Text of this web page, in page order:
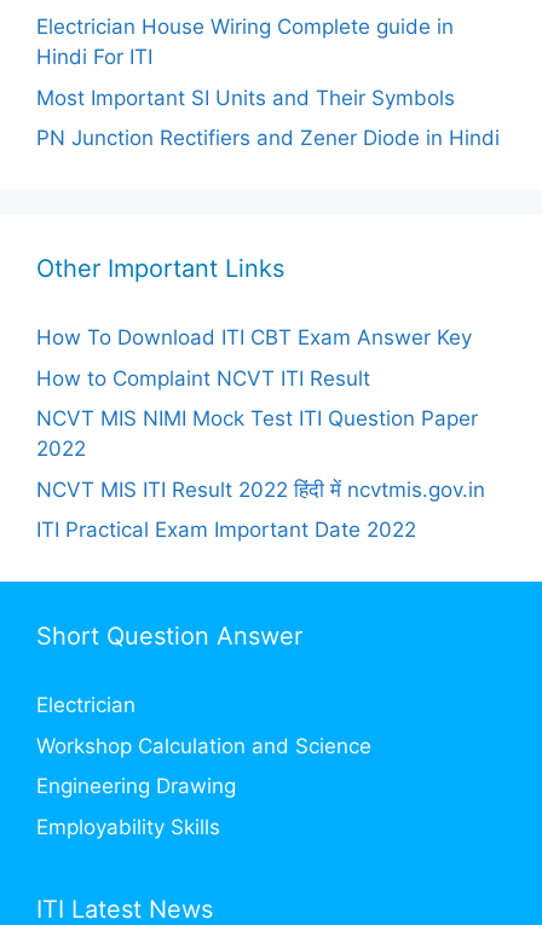
Electrician House Wiring Complete guide in
Hindi For ITI
Most Important SI Units and Their Symbols
PN Junction Rectifiers and Zener Diode in Hindi
Other Important Links
How To Download ITI CBT Exam Answer Key
How to Complaint NCVT ITI Result
NCVT MIS NIMI Mock Test ITI Question Paper
2022
NCVT MIS ITI Result 2022 हिंदी में ncvtmis.gov.in
ITI Practical Exam Important Date 2022
Short Question Answer
Electrician
Workshop Calculation and Science
Engineering Drawing
Employability Skills
ITI Latest News